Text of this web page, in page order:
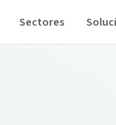
Sectores